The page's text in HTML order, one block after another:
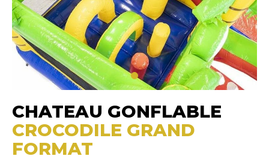
CHATEAU GONFLABLE
CROCODILE GRAND
FORMAT